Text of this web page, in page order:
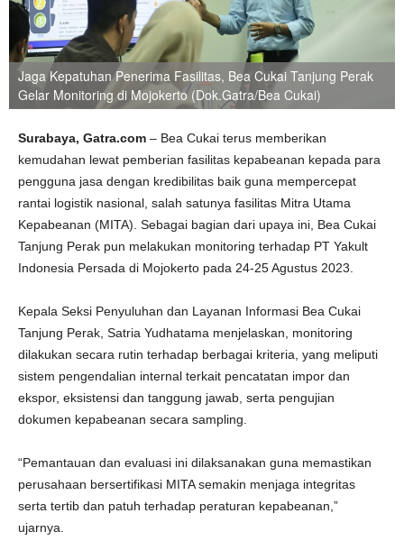
Jaga Kepatuhan Penerima Fasilitas, Bea Cukai Tanjung Perak
Gelar Monitoring di Mojokerto (Dok.Gatra/Bea Cukai)
Surabaya, Gatra.com – Bea Cukai terus memberikan
kemudahan lewat pemberian fasilitas kepabeanan kepada para
pengguna jasa dengan kredibilitas baik guna mempercepat
rantai logistik nasional, salah satunya fasilitas Mitra Utama
Kepabeanan (MITA). Sebagai bagian dari upaya ini, Bea Cukai
Tanjung Perak pun melakukan monitoring terhadap PT Yakult
Indonesia Persada di Mojokerto pada 24-25 Agustus 2023.
Kepala Seksi Penyuluhan dan Layanan Informasi Bea Cukai
Tanjung Perak, Satria Yudhatama menjelaskan, monitoring
dilakukan secara rutin terhadap berbagai kriteria, yang meliputi
sistem pengendalian internal terkait pencatatan impor dan
ekspor, eksistensi dan tanggung jawab, serta pengujian
dokumen kepabeanan secara sampling.
“Pemantauan dan evaluasi ini dilaksanakan guna memastikan
perusahaan bersertifikasi MITA semakin menjaga integritas
serta tertib dan patuh terhadap peraturan kepabeanan,”
ujarnya.